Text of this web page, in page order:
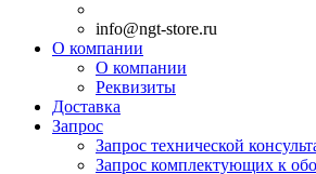
info@ngt-store.ru
О компании
О компании
Реквизиты
Доставка
Запрос
Запрос технической
Запрос комплектующих к